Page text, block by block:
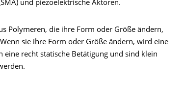
und piezoelektrische Aktoren.
Polymeren, die ihre Form oder Größe ändern,
sie ihre Form oder Größe ändern, wird eine
recht statische Betätigung und sind klein